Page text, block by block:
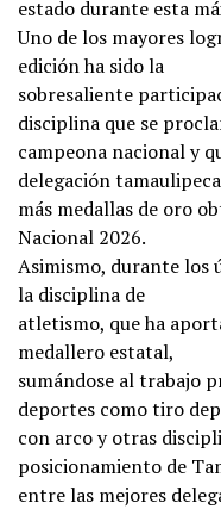
estado durante esta
Uno de los mayores
edición ha sido la
sobresaliente
disciplina que se
campeona nacional y
delegación
más medallas de oro
Nacional 2026.
Asimismo, durante los
la disciplina de
atletismo, que ha
medallero estatal,
sumándose al trabajo
deportes como tiro
con arco y otras
posicionamiento de
entre las mejores